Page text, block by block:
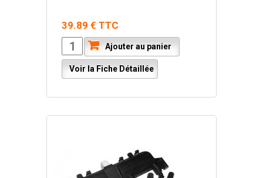
39.89 € TTC
Ajouter au panier
Voir la Fiche Détaillée